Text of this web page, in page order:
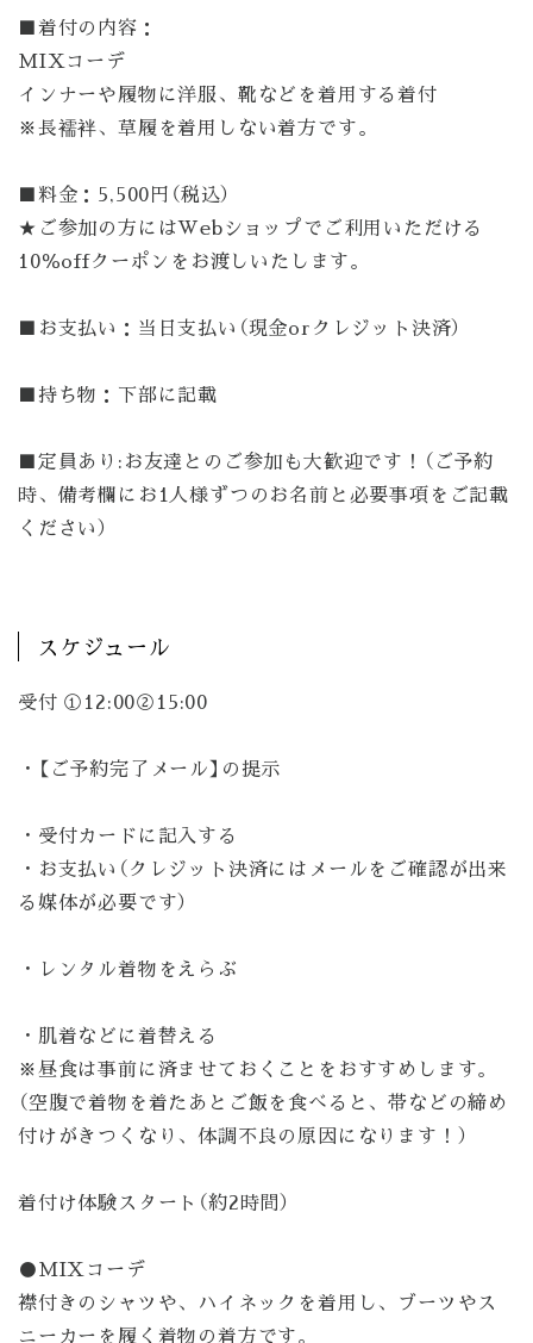
■着付の内容：
MIXコーデ
インナーや履物に洋服、靴などを着用する着付
※長襦袢、草履を着用しない着方です。
■料金：5,500円（税込）
★ご参加の方にはWebショップでご利用いただける
10％offクーポンをお渡しいたします。
■お支払い：当日支払い（現金orクレジット決済）
■持ち物：下部に記載
■定員あり:お友達とのご参加も大歓迎です！（ご予約
時、備考欄にお1人様ずつのお名前と必要事項をご記載
ください）
スケジュール
受付 ①12:00②15:00
・【ご予約完了メール】の提示
・受付カードに記入する
・お支払い（クレジット決済にはメールをご確認が出来
る媒体が必要です）
・レンタル着物をえらぶ
・肌着などに着替える
※昼食は事前に済ませておくことをおすすめします。
（空腹で着物を着たあとご飯を食べると、帯などの締め
付けがきつくなり、体調不良の原因になります！）
着付け体験スタート（約2時間）
●MIXコーデ
襟付きのシャツや、ハイネックを着用し、ブーツやス
ニーカーを履く着物の着方です。